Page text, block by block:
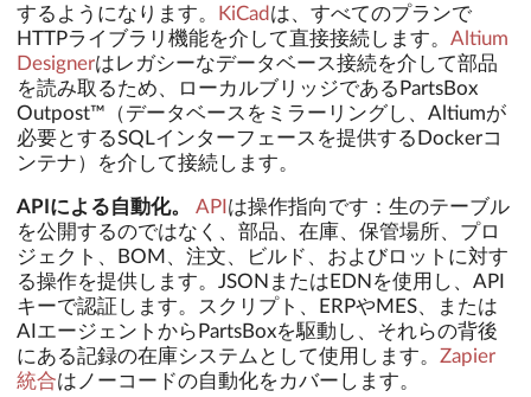
するようになります。
KiCad は、すべてのプランで
HTTPライブラリ機能を介して直接接続します。 Altium
Designerはレガシーなデータベース接続を介して部品
を読み取るため、ローカルブリッジであるPartsBox
Outpost™（データベースをミラーリングし、Altiumが
必要とするSQLインターフェースを提供するDockerコ
ンテナ）を介して接続します。
APIによる自動化。 API は操作指向です：生のテーブル
を公開するのではなく、部品、在庫、保管場所、プロ
ジェクト、BOM、注文、ビルド、およびロットに対す
る操作を提供します。JSONまたはEDNを使用し、API
キーで認証します。スクリプト、ERPやMES、または
AIエージェントからPartsBoxを駆動し、それらの背後
にある記録の在庫システムとして使用します。 Zapier
統合はノーコードの自動化をカバーします。